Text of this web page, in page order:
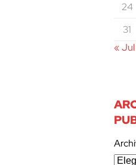
24
31
« Jul